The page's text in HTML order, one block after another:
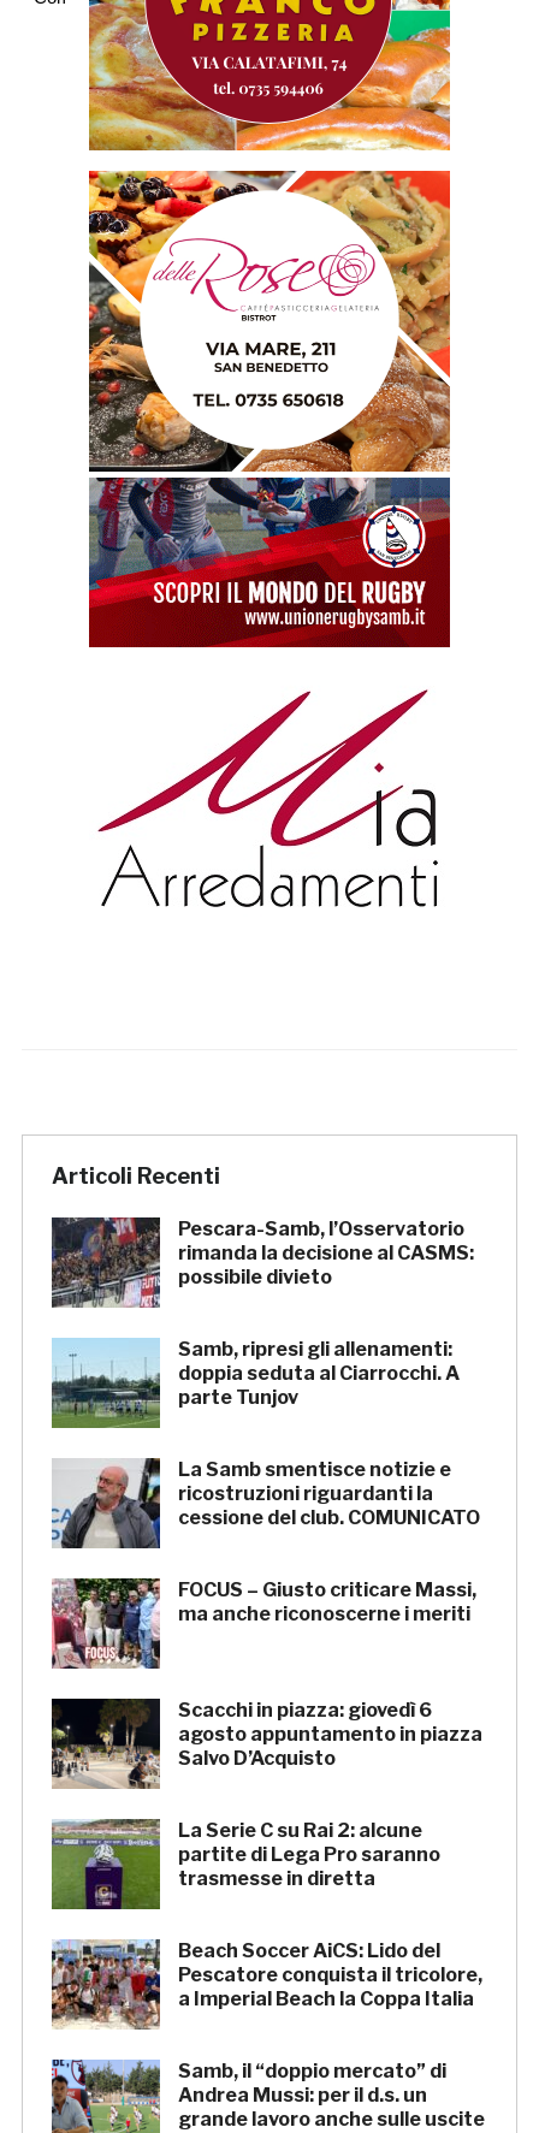
Articoli Recenti
Pescara-Samb, l’Osservatorio
rimanda la decisione al CASMS:
possibile divieto
Samb, ripresi gli allenamenti:
doppia seduta al Ciarrocchi. A
parte Tunjov
La Samb smentisce notizie e
ricostruzioni riguardanti la
cessione del club. COMUNICATO
FOCUS – Giusto criticare Massi,
ma anche riconoscerne i meriti
Scacchi in piazza: giovedì 6
agosto appuntamento in piazza
Salvo D’Acquisto
La Serie C su Rai 2: alcune
partite di Lega Pro saranno
trasmesse in diretta
Beach Soccer AiCS: Lido del
Pescatore conquista il tricolore,
a Imperial Beach la Coppa Italia
Samb, il “doppio mercato” di
Andrea Mussi: per il d.s. un
grande lavoro anche sulle uscite